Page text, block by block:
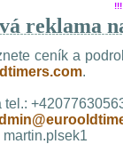
reklama
ceník a
.
tel.: